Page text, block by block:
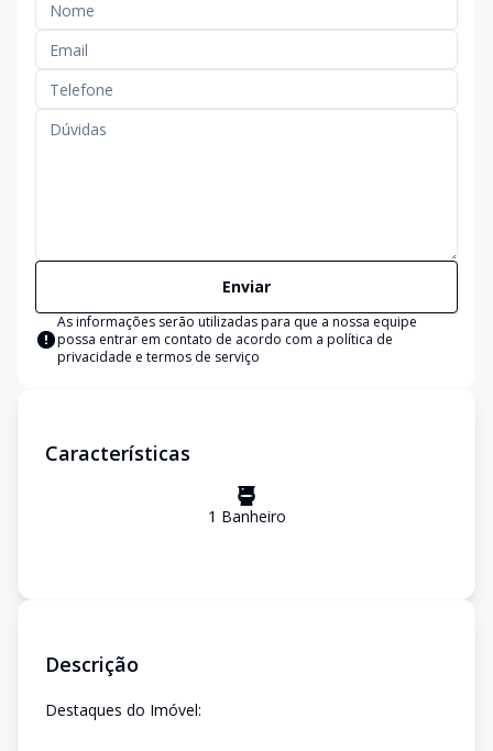
Enviar
As informações serão utilizadas para que a nossa equipe
possa entrar em contato de acordo com a política de
privacidade e termos de serviço
Características
1 Banheiro
Descrição
Destaques do Imóvel: